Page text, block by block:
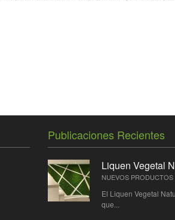
Publicaciones Recientes
Liquen Vegetal
NUEVOS PRODUCTOS
El Liquen Vegetal
que...